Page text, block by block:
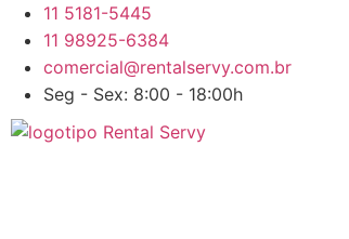
11 5181-5445
11 98925-6384
comercial@rentalservy.com.br
Seg - Sex: 8:00 - 18:00h